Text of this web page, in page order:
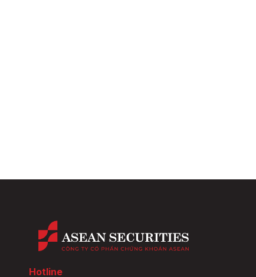
Hotline